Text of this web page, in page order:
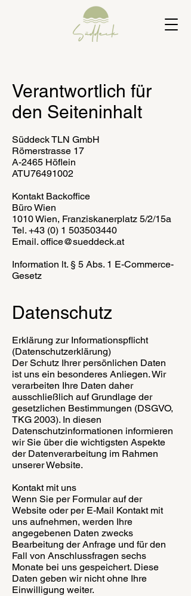
Verantwortlich für
den Seiteninhalt
Süddeck TLN GmbH
Römerstrasse 17
A-2465 Höflein
ATU76491002
Kontakt Backoffice
Büro Wien
1010 Wien, Franziskanerplatz 5/2/15a
Tel. +43 (0) 1 503503440
Email. office@sueddeck.at
Information lt. § 5 Abs. 1 E-Commerce-
Gesetz
Datenschutz
Erklärung zur Informationspflicht
(Datenschutzerklärung)
Der Schutz Ihrer persönlichen Daten
ist uns ein besonderes Anliegen. Wir
verarbeiten Ihre Daten daher
ausschließlich auf Grundlage der
gesetzlichen Bestimmungen (DSGVO,
TKG 2003). In diesen
Datenschutzinformationen informieren
wir Sie über die wichtigsten Aspekte
der Datenverarbeitung im Rahmen
unserer Website.
Kontakt mit uns
Wenn Sie per Formular auf der
Website oder per E-Mail Kontakt mit
uns aufnehmen, werden Ihre
angegebenen Daten zwecks
Bearbeitung der Anfrage und für den
Fall von Anschlussfragen sechs
Monate bei uns gespeichert. Diese
Daten geben wir nicht ohne Ihre
Einwilligung weiter.